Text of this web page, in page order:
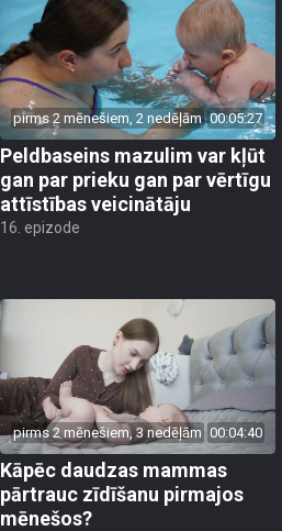
pirms 2 mēnešiem, 2 nedēļām 00:05:27
Peldbaseins mazulim var kļūt
gan par prieku gan par vērtīgu
attīstības veicinātāju
16. epizode
pirms 2 mēnešiem, 3 nedēļām 00:04:40
Kāpēc daudzas mammas
pārtrauc zīdīšanu pirmajos
mēnešos?